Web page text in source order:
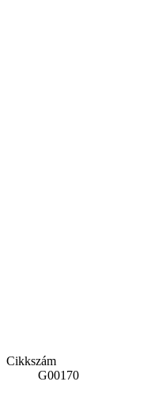
Cikkszám
G00170